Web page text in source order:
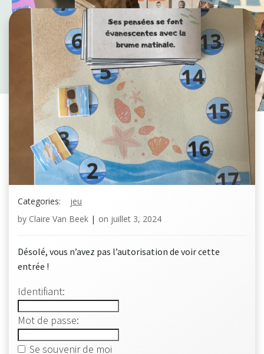
Categories:
jeu
by Claire Van Beek | on juillet 3, 2024
Désolé, vous n’avez pas l’autorisation de voir cette
entrée !
Identifiant:
Mot de passe:
Se souvenir de moi